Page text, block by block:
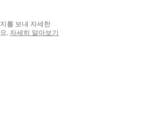
를 보내 자세한
. 자세히 알아보기